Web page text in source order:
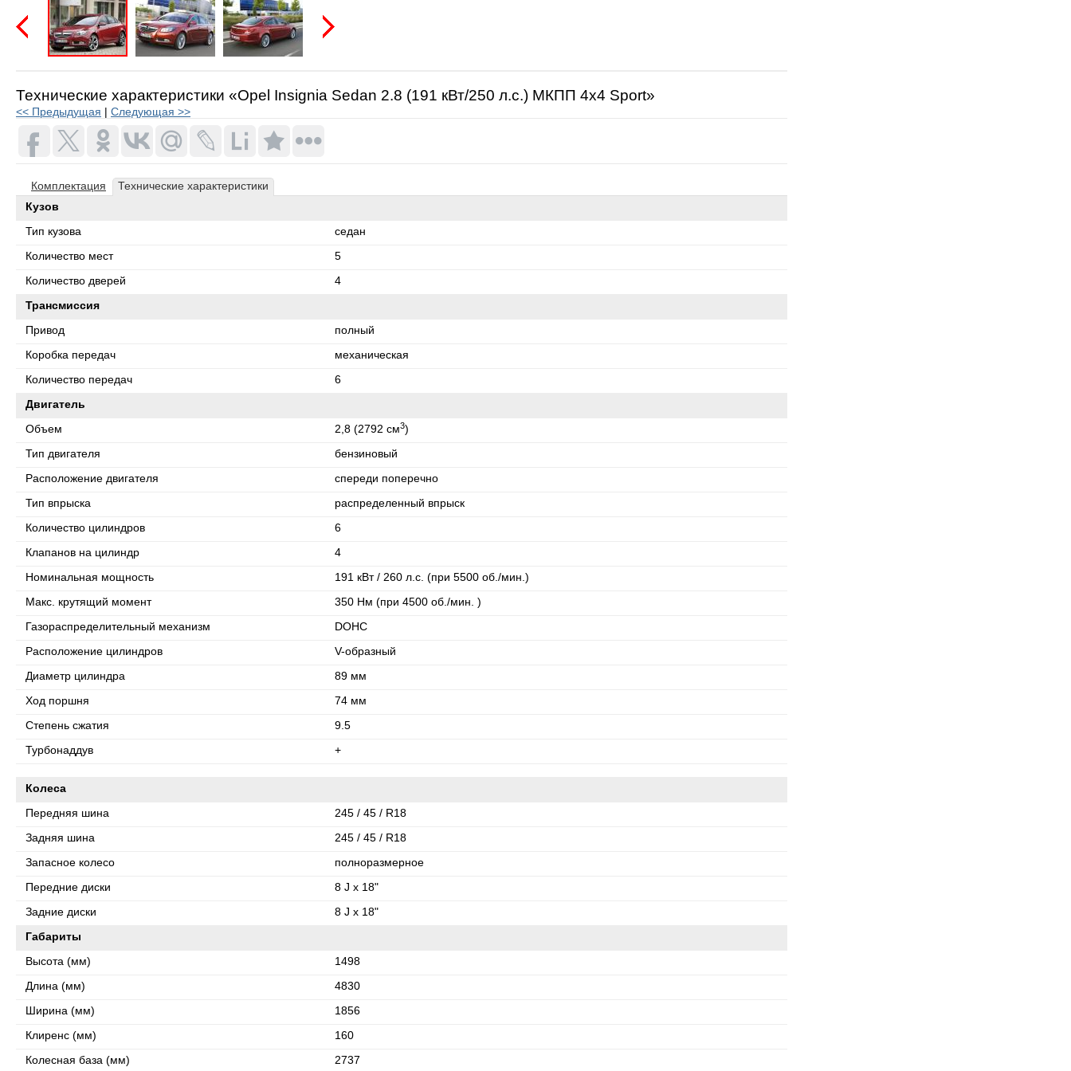
Технические характеристики «Opel Insignia Sedan 2.8 (191 кВт/250 л.с.) МКПП 4x4 Sport»
<< Предыдущая Следующая >>
Комплектация
Технические характеристики
Кузов
Тип кузова седан
Количество мест 5
Количество дверей 4
Трансмиссия
Привод полный
Коробка передач механическая
Количество передач 6
Двигатель
Объем 2,8 (2792 см3)
Тип двигателя бензиновый
Расположение двигателя спереди поперечно
Тип впрыска распределенный впрыск
Количество цилиндров 6
Клапанов на цилиндр 4
Номинальная мощность 191 кВт / 260 л.с. (при 5500 об./мин.)
Макс. крутящий момент 350 Нм (при 4500 об./мин. )
Газораспределительный механизм DOHC
Расположение цилиндров V-образный
Диаметр цилиндра 89 мм
Ход поршня 74 мм
Степень сжатия 9.5
Турбонаддув +
Колеса
Передняя шина 245 / 45 / R18
Задняя шина 245 / 45 / R18
Запасное колесо полноразмерное
Передние диски 8 J x 18"
Задние диски 8 J x 18"
Габариты
Высота (мм) 1498
Длина (мм) 4830
Ширина (мм) 1856
Клиренс (мм) 160
Колесная база (мм) 2737